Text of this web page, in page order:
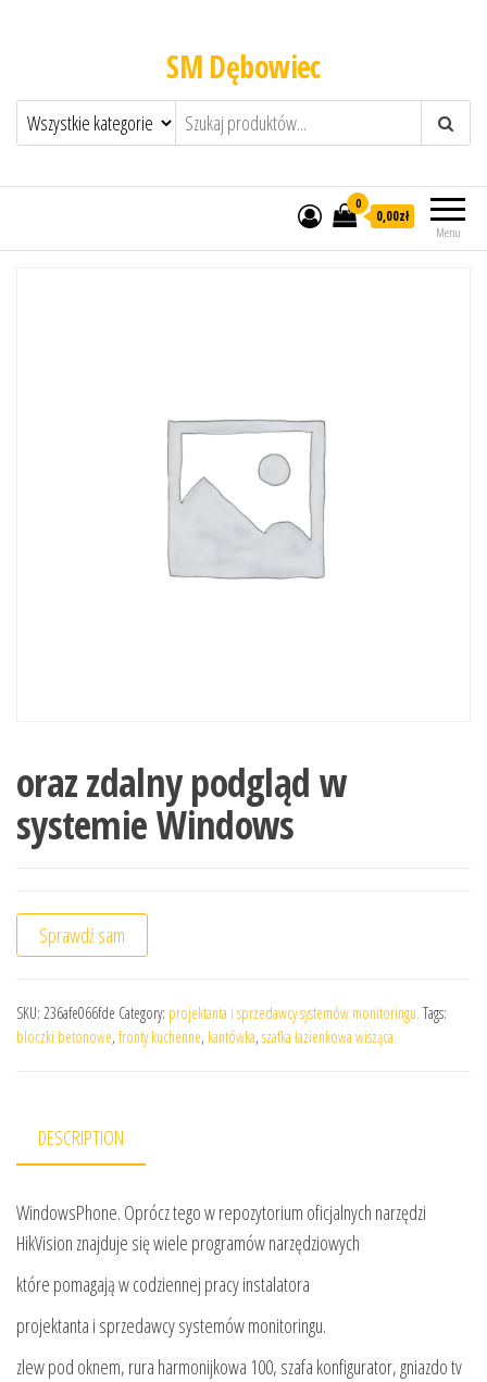
SM Dębowiec
Menu
0
0,00zł
oraz zdalny podgląd w
systemie Windows
Sprawdź sam
SKU: 236afe066fde Category: projektanta i sprzedawcy systemów monitoringu. Tags:
bloczki betonowe, fronty kuchenne, kantówka, szafka łazienkowa wisząca
DESCRIPTION
WindowsPhone. Oprócz tego w repozytorium oficjalnych narzędzi
HikVision znajduje się wiele programów narzędziowych
które pomagają w codziennej pracy instalatora
projektanta i sprzedawcy systemów monitoringu.
zlew pod oknem, rura harmonijkowa 100, szafa konfigurator, gniazdo tv